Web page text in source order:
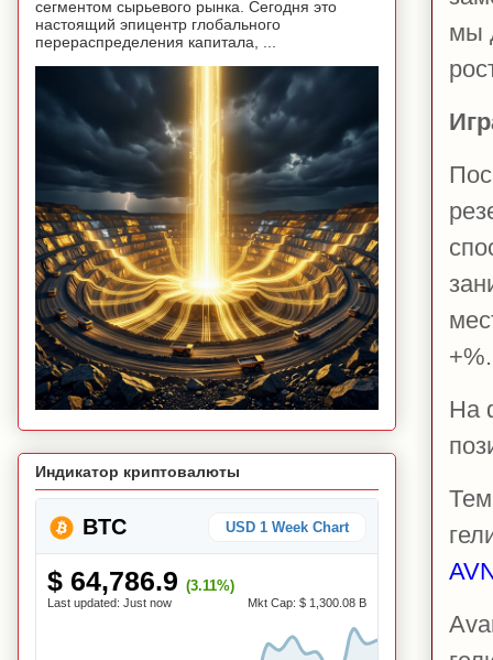
мы
На
сегментом сырьевого рынка. Сегодня это
настоящий эпицентр глобального
перераспределения капитала, ...
Индикатор криптовалюты
BTC USD 1 Week Chart
$ 64,786.9 (3.11%)
Last updated: Just now Mkt Cap: $ 1,300.08 B